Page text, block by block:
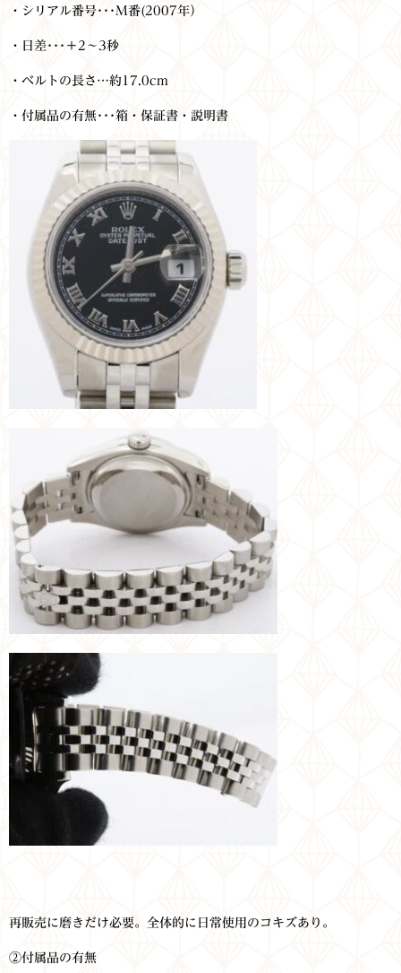
・シリアル番号･･･M番(2007年）
・日差･･･＋2～3秒
・ベルトの長さ…約17.0cm
・付属品の有無･･･箱・保証書・説明書
再販売に磨きだけ必要。全体的に日常使用のコキズあり。
②付属品の有無